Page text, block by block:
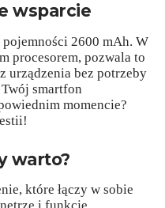
wsparcie
2600 mAh. W
procesorem, pozwala to
urządzenia bez potrzeby
smartfon
momencie?
warto?
które łączy w sobie